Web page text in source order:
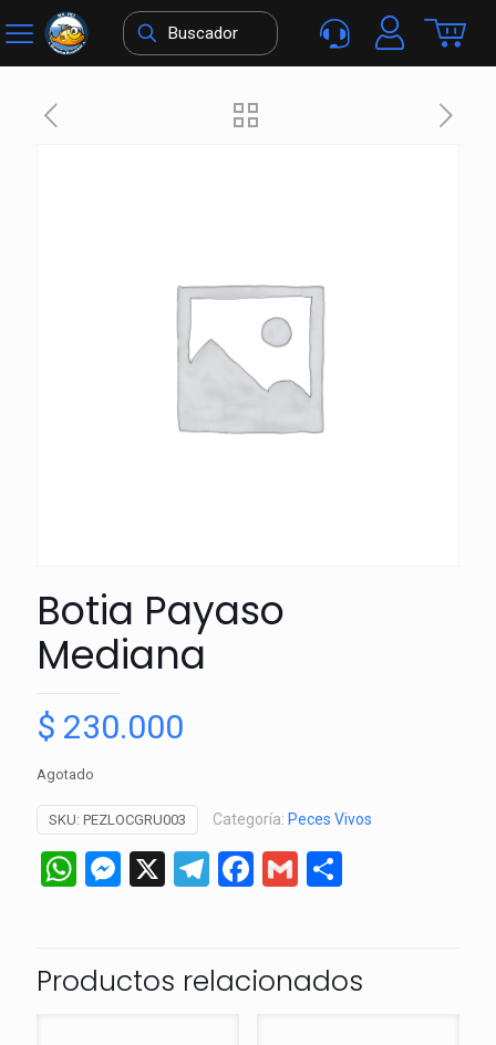
Botia Payaso
Mediana
$ 230.000
Agotado
SKU: PEZLOCGRU003 Categoría: Peces Vivos
WhatsApp
Messenger
X Telegram
Facebook
Gmail
Productos relacionados